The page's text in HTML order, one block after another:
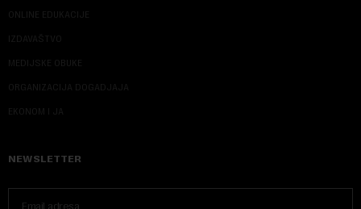
ONLINE EDUKACIJE
IZDAVAŠTVO
MEDIJSKE OBUKE
ORGANIZACIJA DOGADJAJA
EKONOM I JA
NEWSLETTER